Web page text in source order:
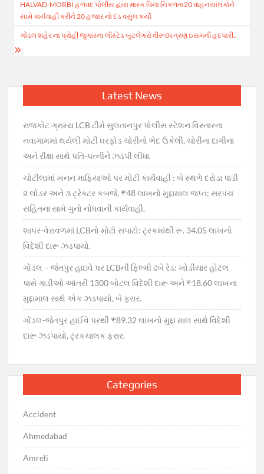
navigation
HALVAD-MORBI હળવદ પોલીસ દ્વારા માસ્ક વિના નિકળતા20 વાહનચાલકોને
સામે કાર્યવાહી કરીને 20 હજાર નો દંડ વસુલ કર્યો
ગોંડલ શહેર ના પ્રોહી જુગારના લીસ્ટેડ બુટલેગરો વીરૂધ્ધ ત્રણ ઇસમની હદપારી..
Latest News
રાજકોટ ગ્રામ્ય LCB ટીમે સુલતાનપુર પોલીસ સ્ટેશન વિસ્તારના
નવાગામમાં થયેલી મોટી ઘરફોડ ચોરીનો ભેદ ઉકેલી, ચોરીના દાગીના
અને રીક્ષા સાથે પતિ-પત્નીને ઝડપી લીધા.
ચોટીલામાં ખનન માફિયાઓ પર મોટી કાર્યવાહી : બે સ્થળે દરોડા પાડી
૨ લોડર અને ૩ ટ્રેક્ટર કબજે, ₹48 લાખનો મુદ્દામાલ જપ્ત; સરપંચ
સહિતના સામે ગુનો નોંધવાની કાર્યવાહી.
શાપર-વેરાવળમાં LCBનો મોટો સપાટો: ટ્રકમાંથી રૂ. 34.05 લાખનો
વિદેશી દારૂ ઝડપાયો.
ગોંડલ – જેતપુર હાઇવે પર LCBની ફિલ્મી ઢબે રેડ: ખોડીયાર હોટલ
પાસે ગાડીઓ આંતરી 1300 બોટલ વિદેશી દારૂ અને ₹18.60 લાખના
મુદ્દામાલ સાથે એક ઝડપાયો, બે ફરાર.
ગોંડલ-જેતપુર હાઈવે પરથી ₹89.32 લાખનો મુદ્દા માલ સાથે વિદેશી
દારૂ ઝડપાયો, ટ્રકચાલક ફરાર.
Categories
Accident
Ahmedabad
Amreli